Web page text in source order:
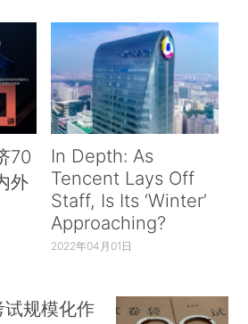
70
外
In Depth: As
Tencent Lays Off
Staff, Is Its ‘Winter’
Approaching?
2022年04月01日
试规模化作